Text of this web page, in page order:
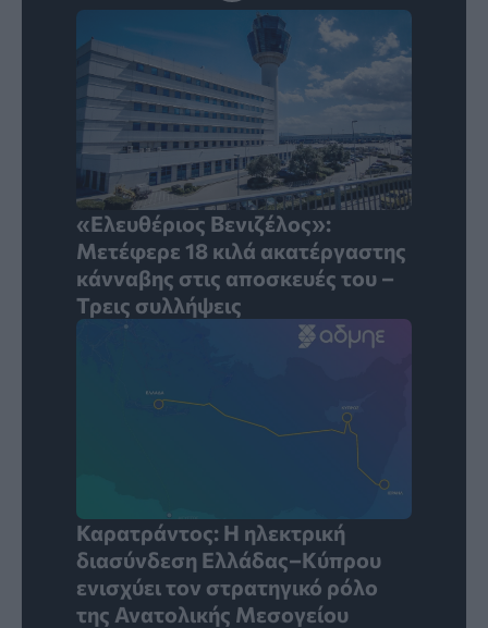
«Ελευθέριος Βενιζέλος»:
Μετέφερε 18 κιλά ακατέργαστης
κάνναβης στις αποσκευές του –
Τρεις συλλήψεις
Καρατράντος: Η ηλεκτρική
διασύνδεση Ελλάδας–Κύπρου
ενισχύει τον στρατηγικό ρόλο
της Ανατολικής Μεσογείου